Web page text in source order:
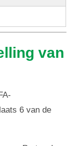
van
6 van de